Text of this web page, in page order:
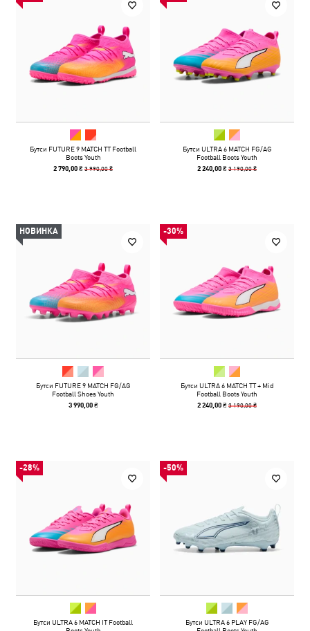
Бутси FUTURE 9 MATCH TT Football
Boots Youth
2 790,00 ₴3 990,00 ₴
Бутси ULTRA 6 MATCH FG/AG
Football Boots Youth
2 240,00 ₴3 190,00 ₴
НОВИНКА
Бутси FUTURE 9 MATCH FG/AG
Football Shoes Youth
3 990,00 ₴
-30%
Бутси ULTRA 6 MATCH TT + Mid
Football Boots Youth
2 240,00 ₴3 190,00 ₴
-28%
Бутси ULTRA 6 MATCH IT Football
-50%
Бутси ULTRA 6 PLAY FG/AG